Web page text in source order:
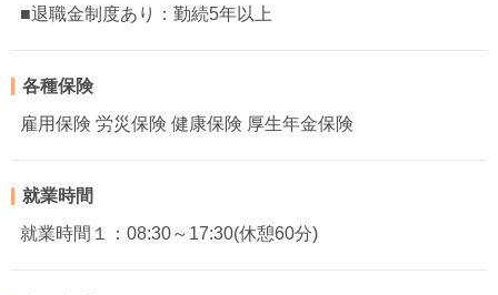
■退職金制度あり：勤続5年以上
各種保険
雇用保険 労災保険 健康保険 厚生年金保険
就業時間
就業時間１：08:30～17:30(休憩60分)